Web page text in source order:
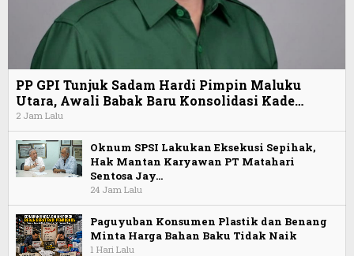
PP GPI Tunjuk Sadam Hardi Pimpin Maluku
Utara, Awali Babak Baru Konsolidasi Kade…
2 Jam Lalu
Oknum SPSI Lakukan Eksekusi Sepihak,
Hak Mantan Karyawan PT Matahari
Sentosa Jay…
24 Jam Lalu
Paguyuban Konsumen Plastik dan Benang
Minta Harga Bahan Baku Tidak Naik
1 Hari Lalu